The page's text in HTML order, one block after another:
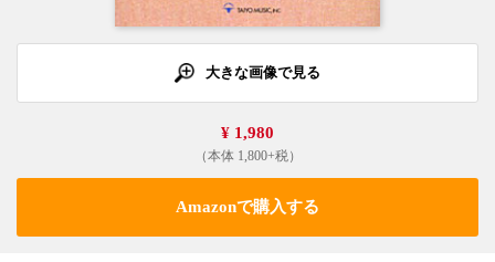
大きな画像で見る
¥ 1,980
（本体 1,800+税）
Amazonで購入する